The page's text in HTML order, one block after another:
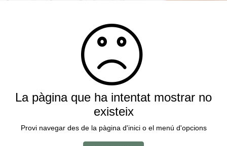
La pàgina que ha intentat mostrar no
existeix
Provi navegar des de la pàgina d'inici o el menú d'opcions